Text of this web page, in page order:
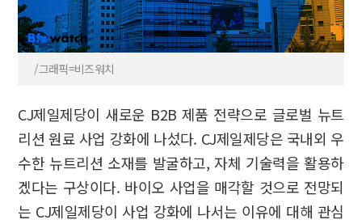
/그래픽=비즈워치
CJ제일제당이 새로운 B2B 제품 전략으로 글로벌 뉴트
리션 원료 사업 강화에 나섰다. CJ제일제당은 국내외 우
수한 뉴트리션 소재를 발굴하고, 자체 기술력을 활용하
겠다는 구상이다. 바이오 사업을 매각할 것으로 전망되
는 CJ제일제당이 사업 강화에 나서는 이유에 대해 관심